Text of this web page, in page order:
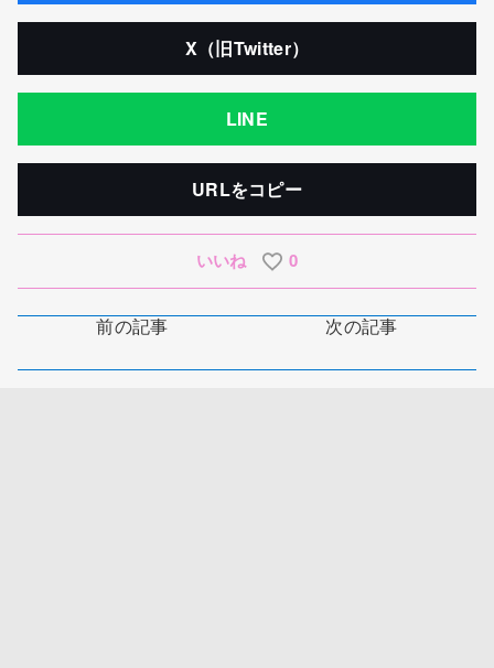
X（旧Twitter）
LINE
URLをコピー
いいね 0
前の記事 次の記事